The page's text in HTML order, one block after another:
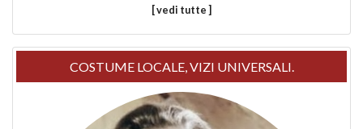
[ vedi tutte ]
COSTUME LOCALE, VIZI UNIVERSALI.